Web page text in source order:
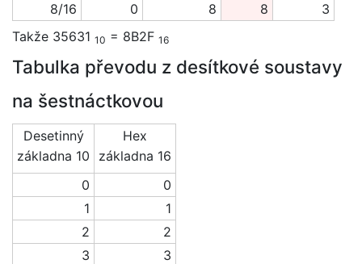
8/16
0 8 8
3
Takže 35631 10 = 8B2F 16
Tabulka převodu z desítkové soustavy
na šestnáctkovou
Desetinný
základna 10
Hex
základna 16
0
0
1
1
2
2
3
3